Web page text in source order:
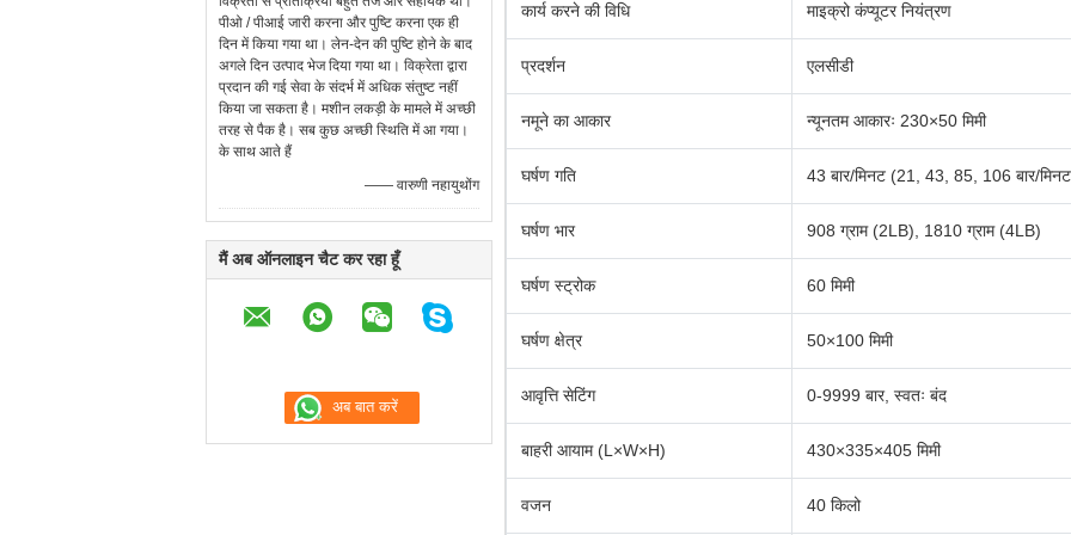
पीओ / पीआई जारी करना और पुष्टि करना एक ही
दिन में किया गया था। लेन-देन की पुष्टि होने के बाद
अगले दिन उत्पाद भेज दिया गया था। विक्रेता द्वारा
प्रदान की गई सेवा के संदर्भ में अधिक संतुष्ट नहीं
किया जा सकता है। मशीन लकड़ी के मामले में अच्छी
तरह से पैक है। सब कुछ अच्छी स्थिति में आ गया।
के साथ आते हैं
—— वारुणी नहायुथोंग
मैं अब ऑनलाइन चैट कर रहा हूँ
कार्य करने की विधि माइक्रो कंप्यूटर नियंत्रण
प्रदर्शन एलसीडी
नमूने का आकार न्यूनतम आकारः 230×50 मिमी
घर्षण गति 43 बार/मिनट (21, 43, 85, 106 बार/
घर्षण भार 908 ग्राम (2LB), 1810 ग्राम (4LB)
घर्षण स्ट्रोक 60 मिमी
घर्षण क्षेत्र 50×100 मिमी
आवृत्ति सेटिंग 0-9999 बार, स्वतः बंद
बाहरी आयाम (L×W×H) 430×335×405 मिमी
वजन 40 किलो